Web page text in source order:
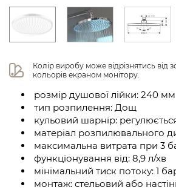
Колір виробу може відрізнятись від
кольорів екраном монітору.
розмір душової лійки: 240 мм
тип розпилення: Дощ
кульовий шарнір:
матеріал розпилювального
максимальна витрата при 3
функціонування від: 8,9 л/хв
мінімальний тиск потоку: 1
монтаж: стельовий або